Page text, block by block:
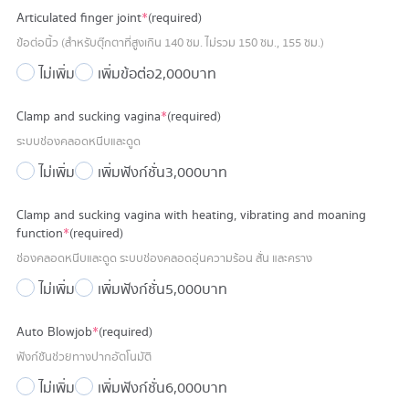
Articulated finger joint*(required)
ข้อต่อนิ้ว (สำหรับตุ๊กตาที่สูงเกิน 140 ซม. ไม่รวม 150 ซม., 155 ซม.)
ไม่เพิ่ม เพิ่มข้อต่อ2,000 บาท
Clamp and sucking vagina*(required)
ระบบช่องคลอดหนีบและดูด
ไม่เพิ่ม เพิ่มฟังก์ชั่น3,000 บาท
Clamp and sucking vagina with heating, vibrating and moaning
function*(required)
ช่องคลอดหนีบและดูด ระบบช่องคลอดอุ่นความร้อน สั่น และคราง
ไม่เพิ่ม เพิ่มฟังก์ชั่น5,000 บาท
Auto Blowjob*(required)
ฟังก์ชันช่วยทางปากอัตโนมัติ
ไม่เพิ่ม เพิ่มฟังก์ชั่น6,000 บาท